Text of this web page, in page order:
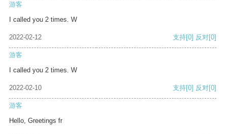
游客
I called you 2 times. W
2022-02-12 支持[0] 反对[0]
游客
I called you 2 times. W
2022-02-10 支持[0] 反对[0]
游客
Hello, Greetings fr